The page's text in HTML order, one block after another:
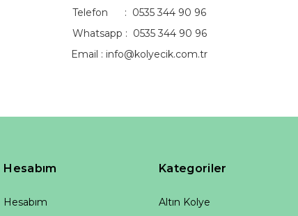
Telefon : 0535 344 90 96
Whatsapp : 0535 344 90 96
Email : info@kolyecik.com.tr
Hesabım
Hesabım
Kategoriler
Altın Kolye